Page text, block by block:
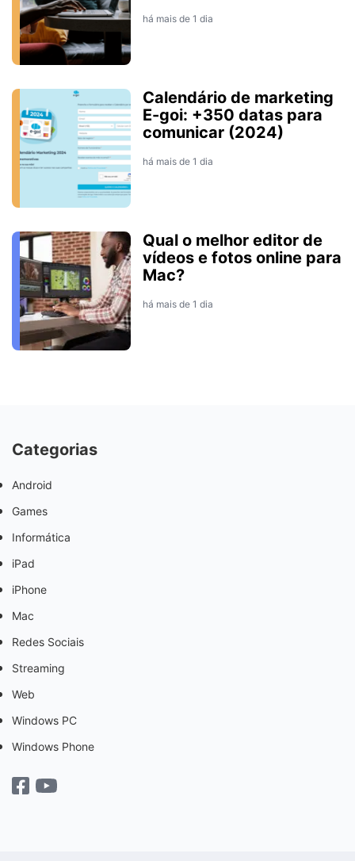
há mais de 1 dia
Calendário de marketing
E-goi: +350 datas para
comunicar (2024)
há mais de 1 dia
Qual o melhor editor de
vídeos e fotos online para
Mac?
há mais de 1 dia
Categorias
Android
Games
Informática
iPad
iPhone
Mac
Redes Sociais
Streaming
Web
Windows PC
Windows Phone